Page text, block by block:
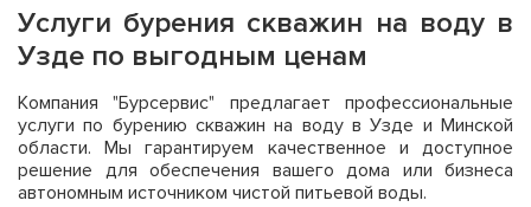
Услуги бурения скважин на воду в
Узде по выгодным ценам
Компания "Бурсервис" предлагает профессиональные
услуги по бурению скважин на воду в Узде и Минской
области. Мы гарантируем качественное и доступное
решение для обеспечения вашего дома или бизнеса
автономным источником чистой питьевой воды.